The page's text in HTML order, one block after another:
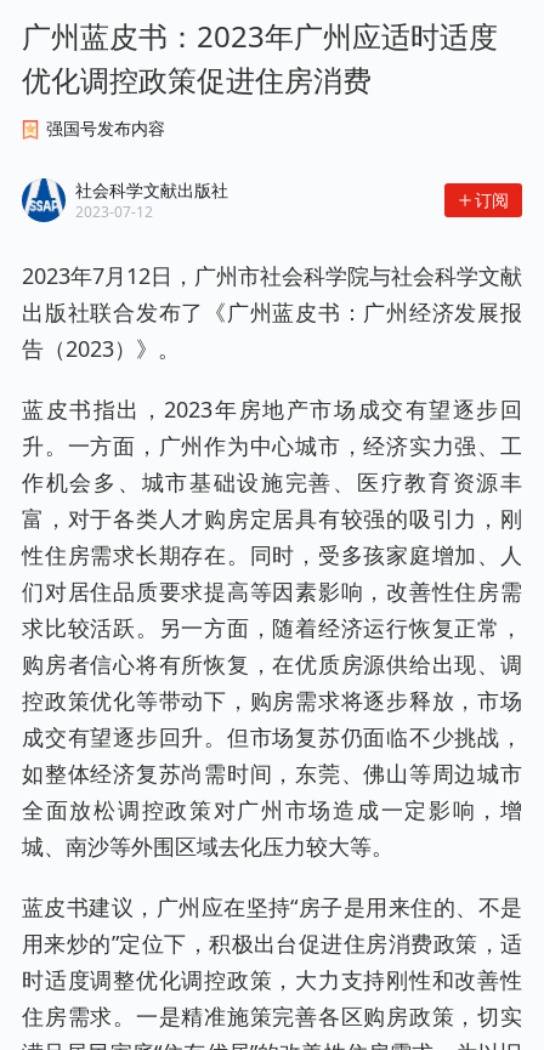
广州蓝皮书：2023年广州应适时适度
优化调控政策促进住房消费
强国号发布内容
社会科学文献出版社
2023-07-12
订阅
2023年7月12日，广州市社会科学院与社会科学文献
出版社联合发布了《广州蓝皮书：广州经济发展报
告（2023）》。
蓝皮书指出，2023年房地产市场成交有望逐步回
升。一方面，广州作为中心城市，经济实力强、工
作机会多、城市基础设施完善、医疗教育资源丰
富，对于各类人才购房定居具有较强的吸引力，刚
性住房需求长期存在。同时，受多孩家庭增加、人
们对居住品质要求提高等因素影响，改善性住房需
求比较活跃。另一方面，随着经济运行恢复正常，
购房者信心将有所恢复，在优质房源供给出现、调
控政策优化等带动下，购房需求将逐步释放，市场
成交有望逐步回升。但市场复苏仍面临不少挑战，
如整体经济复苏尚需时间，东莞、佛山等周边城市
全面放松调控政策对广州市场造成一定影响，增
城、南沙等外围区域去化压力较大等。
蓝皮书建议，广州应在坚持“房子是用来住的、不是
用来炒的”定位下，积极出台促进住房消费政策，适
时适度调整优化调控政策，大力支持刚性和改善性
住房需求。一是精准施策完善各区购房政策，切实